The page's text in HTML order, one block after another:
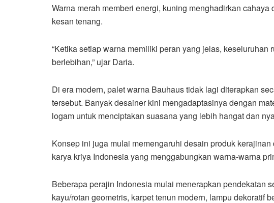
Warna merah memberi energi, kuning menghadirkan
kesan tenang.
“Ketika setiap warna memiliki peran yang jelas, keseluruhan
berlebihan,” ujar Daria.
Di era modern, palet warna Bauhaus tidak lagi diterapkan
tersebut. Banyak desainer kini mengadaptasinya dengan
logam untuk menciptakan suasana yang lebih hangat dan
Konsep ini juga mulai memengaruhi desain produk
karya kriya Indonesia yang menggabungkan warna-warna
Beberapa perajin Indonesia mulai menerapkan pendekatan
kayu/rotan geometris, karpet tenun modern, lampu dekoratif